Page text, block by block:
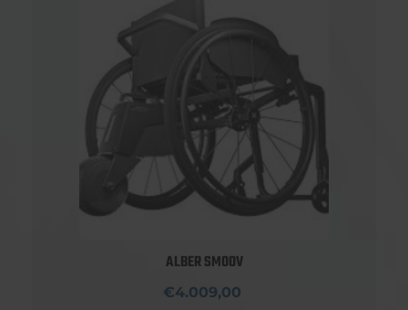
ALBER SMOOV
€4.009,00